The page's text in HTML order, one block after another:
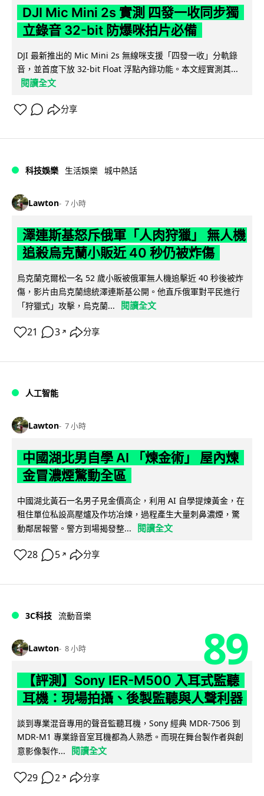
DJI Mic Mini 2s 實測 四發一收同步獨
立錄音 32-bit 防爆咪拍片必備
DJI 最新推出的 Mic Mini 2s 無線咪支援「四發一收」分軌錄
音，並首度下放 32-bit Float 浮點內錄功能。本文經實測其...
閱讀全文
分享
科技娛樂 生活娛樂 城中熱話
Lawton 7 小時
澤連斯基怒斥俄軍「人肉狩獵」 無人機
追殺烏克蘭小販近 40 秒仍被炸傷
烏克蘭克爾松一名 52 歲小販被俄軍無人機追擊近 40 秒後被炸
傷，影片由烏克蘭總統澤連斯基公開。他直斥俄軍對平民進行
「狩獵式」攻擊，烏克蘭...
閱讀全文
21 3 ↗ 分享
人工智能
Lawton 7 小時
中國湖北男自學 AI 「煉金術」 屋內煉
金冒濃煙驚動全區
中國湖北黃石一名男子見金價高企，利用 AI 自學提煉黃金，在
租住單位私設高壓爐及作坊冶煉，過程產生大量刺鼻濃煙，驚
動鄰居報警。警方到場揭發整...
閱讀全文
28 5 ↗ 分享
3C科技 流動音樂
Lawton 8 小時 89
【評測】Sony IER-M500 入耳式監聽
耳機：現場拍攝、後製監聽與人聲利器
談到專業混音專用的聲音監聽耳機，Sony 經典 MDR-7506 到
MDR-M1 專業錄音室耳機都為人熟悉。而現在舞台製作者與創
意影像製作...
閱讀全文
29 2 ↗ 分享